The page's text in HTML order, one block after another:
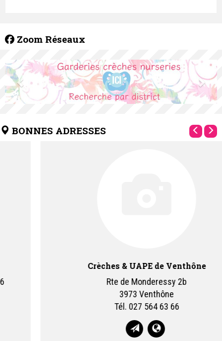
Zoom Réseaux
BONNES ADRESSES
Crèches & UAPE de Venthône
Rte de Monderessy 2b
3973 Venthône
027 564 63 66